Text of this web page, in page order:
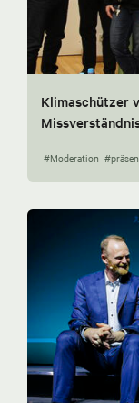
Klimaschützer
#Moderation